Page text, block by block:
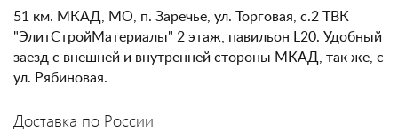
51 км. МКАД, МО, п. Заречье, ул. Торговая, с.2 ТВК
"ЭлитСтройМатериалы" 2 этаж, павильон L20. Удобный
заезд с внешней и внутренней стороны МКАД, так же, с
ул. Рябиновая.
Доставка по России